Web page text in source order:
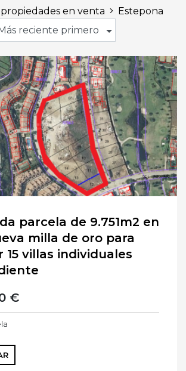
propiedades en venta
Estepona
reciente primero
parcela de 9.751m2 en
milla de oro para
15 villas individuales
€